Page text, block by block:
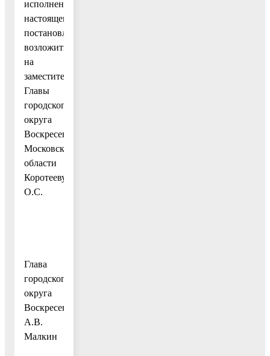
исполнением
настоящего
постановления
возложить
на
заместителя
Главы
городского
округа
Воскресенск
Московской
области
Коротееву
О.С.
Глава
городского
округа
Воскресенск
А.В.
Малкин